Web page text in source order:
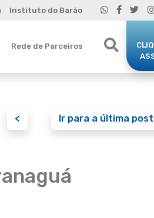
Instituto do Barão
Rede de Parceiros
< Ir para a última